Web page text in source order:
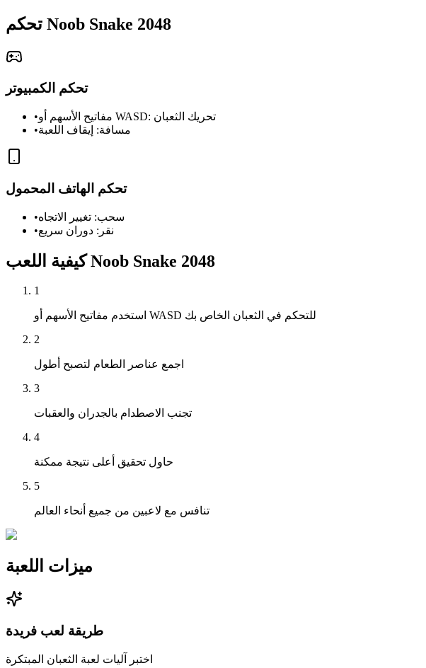
تحكم Noob Snake 2048
تحكم الكمبيوتر
•
مفاتيح الأسهم أو WASD: تحريك الثعبان
•مسافة: إيقاف اللعبة
تحكم الهاتف المحمول
•سحب: تغيير الاتجاه
•نقر: دوران سريع
كيفية اللعب Noob Snake 2048
1
استخدم مفاتيح الأسهم أو WASD للتحكم في الثعبان الخاص بك
2
اجمع عناصر الطعام لتصبح أطول
3
تجنب الاصطدام بالجدران والعقبات
4
حاول تحقيق أعلى نتيجة ممكنة
5
تنافس مع لاعبين من جميع أنحاء العالم
ميزات اللعبة
طريقة لعب فريدة
اختبر آليات لعبة الثعبان المبتكرة